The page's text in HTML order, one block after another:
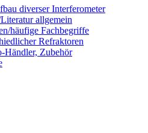
diverser Interferometer
allgemein
häufige Fachbegriffe
Refraktoren
Händler, Zubehör